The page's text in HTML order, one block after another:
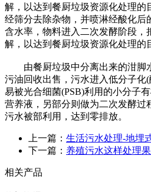
解，以达到餐厨垃圾资源化处理的
经筛分去除杂物，并喷淋经酸化后
含水率，物料进入二次发酵阶段，
解，以达到餐厨垃圾资源化处理的
由餐厨垃圾中分离出来的泔脚
污油回收出售，污水进入低分子化
易被光合细菌(PSB)利用的小分子
营养液，另部分则做为二次发酵过
污水被部利用，达到零排放。
上一篇： 生活污水处理-地埋
下一篇： 养殖污水这样处理果
相关产品